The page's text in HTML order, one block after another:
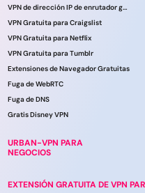
VPN de dirección IP de enrutador gratuita
VPN Gratuita para Craigslist
VPN Gratuita para Netflix
VPN Gratuita para Tumblr
Extensiones de Navegador Gratuitas
Fuga de WebRTC
Fuga de DNS
Gratis Disney VPN
URBAN-VPN PARA
NEGOCIOS
EXTENSIÓN GRATUITA DE VPN